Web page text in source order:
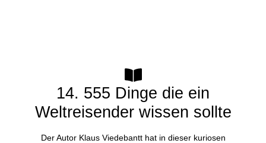
14. 555 Dinge die ein
Weltreisender wissen sollte
Der Autor Klaus Viedebantt hat in dieser kuriosen